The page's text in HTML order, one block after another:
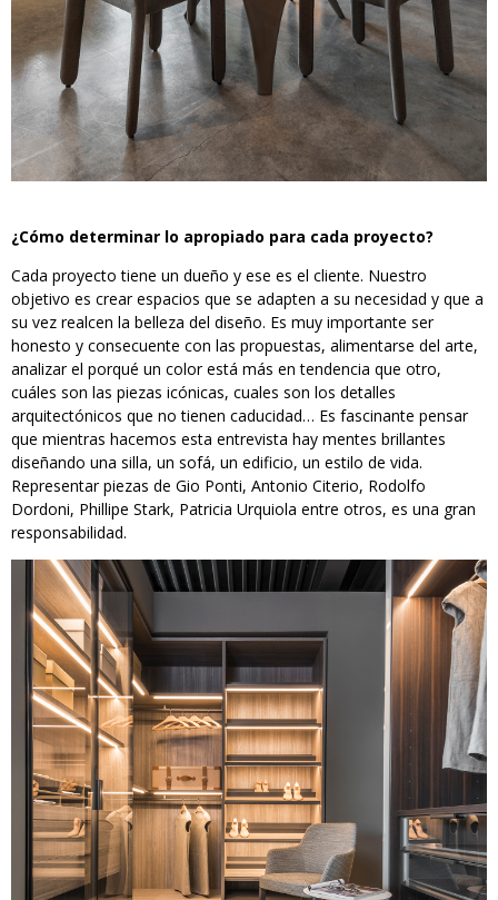
¿Cómo determinar lo apropiado para cada proyecto?
Cada proyecto tiene un dueño y ese es el cliente. Nuestro
objetivo es crear espacios que se adapten a su necesidad y que a
su vez realcen la belleza del diseño. Es muy importante ser
honesto y consecuente con las propuestas, alimentarse del arte,
analizar el porqué un color está más en tendencia que otro,
cuáles son las piezas icónicas, cuales son los detalles
arquitectónicos que no tienen caducidad… Es fascinante pensar
que mientras hacemos esta entrevista hay mentes brillantes
diseñando una silla, un sofá, un edificio, un estilo de vida.
Representar piezas de Gio Ponti, Antonio Citerio, Rodolfo
Dordoni, Phillipe Stark, Patricia Urquiola entre otros, es una gran
responsabilidad.